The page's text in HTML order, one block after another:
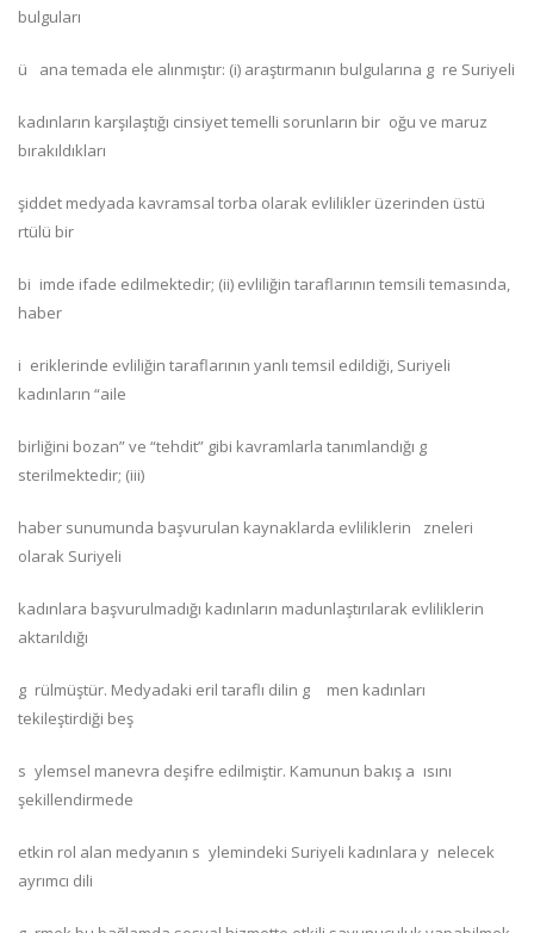
bulguları
ü ana temada ele alınmıştır: (i) araştırmanın bulgularına g re Suriyeli
kadınların karşılaştığı cinsiyet temelli sorunların bir oğu ve maruz
bırakıldıkları
şiddet medyada kavramsal torba olarak evlilikler üzerinden üstü
rtülü bir
bi imde ifade edilmektedir; (ii) evliliğin taraflarının temsili temasında,
haber
i eriklerinde evliliğin taraflarının yanlı temsil edildiği, Suriyeli
kadınların “aile
birliğini bozan” ve “tehdit” gibi kavramlarla tanımlandığı g
sterilmektedir; (iii)
haber sunumunda başvurulan kaynaklarda evliliklerin zneleri
olarak Suriyeli
kadınlara başvurulmadığı kadınların madunlaştırılarak evliliklerin
aktarıldığı
g rülmüştür. Medyadaki eril taraflı dilin g men kadınları
tekileştirdiği beş
s ylemsel manevra deşifre edilmiştir. Kamunun bakış a ısını
şekillendirmede
etkin rol alan medyanın s ylemindeki Suriyeli kadınlara y nelecek
ayrımcı dili